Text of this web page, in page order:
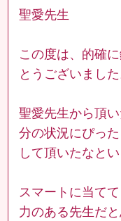
聖愛先生
この度は、的確
とうございました
聖愛先生から頂
分の状況にぴっ
して頂いたなと
スマートに当て
力のある先生だ